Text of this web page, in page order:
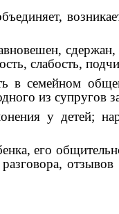
сдержан,
слабость,
в семейном
из супругов
у детей;
его